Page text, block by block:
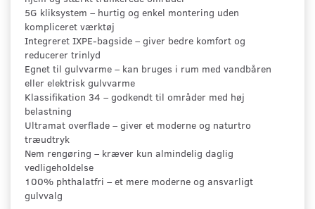
5G kliksystem – hurtig og enkel montering uden
kompliceret værktøj
Integreret IXPE-bagside – giver bedre komfort og
reducerer trinlyd
Egnet til gulvvarme – kan bruges i rum med vandbåren
eller elektrisk gulvvarme
Klassifikation 34 – godkendt til områder med høj
belastning
Ultramat overflade – giver et moderne og naturtro
træudtryk
Nem rengøring – kræver kun almindelig daglig
vedligeholdelse
100% phthalatfri – et mere moderne og ansvarligt
gulvvalg